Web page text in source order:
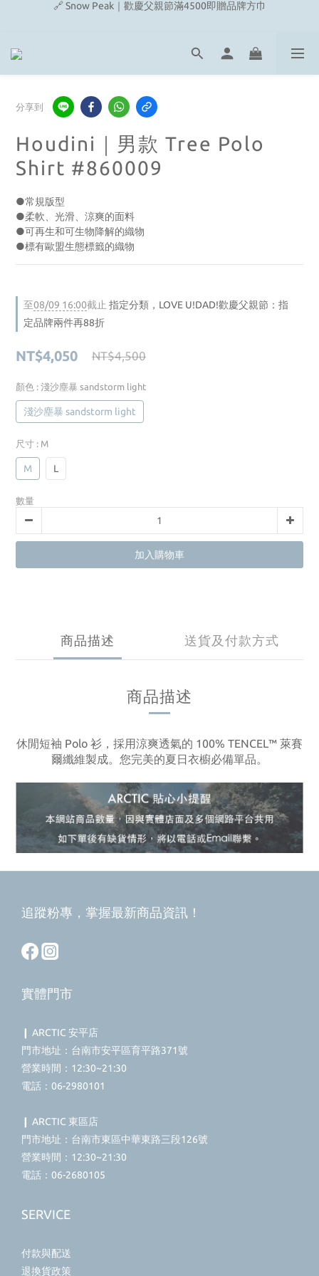
🔗 Snow Peak｜歡慶父親節滿4500即贈品牌方巾
🔗 Snow Peak｜歡慶父親節滿4500即贈品牌方巾
分享到
Houdini｜男款 Tree Polo
Shirt #860009
●常規版型
●柔軟、光滑、涼爽的面料
●可再生和可生物降解的織物
●標有歐盟生態標籤的織物
至08/09 16:00截止 指定分類，LOVE U!DAD!歡慶父親節：指
定品牌兩件再88折
NT$4,050 NT$4,500
顏色 : 淺沙塵暴 sandstorm light
淺沙塵暴 sandstorm light
尺寸 : M
M L
數量
加入購物車
商品描述 送貨及付款方式
商品描述
休閒短袖 Polo 衫，採用涼爽透氣的 100% TENCEL™ 萊賽
爾纖維製成。您完美的夏日衣櫥必備單品。
追蹤粉專，掌握最新商品資訊！
實體門市
❙ ARCTIC 安平店
門市地址：台南市安平區育平路371號
營業時間：12:30~21:30
電話：06-2980101
❙ ARCTIC 東區店
門市地址：台南市東區中華東路三段126號
營業時間：12:30~21:30
電話：06-2680105
SERVICE
付款與配送
退換貨政策